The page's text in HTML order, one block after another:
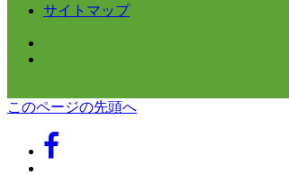
サイトマップ
このページの先頭へ